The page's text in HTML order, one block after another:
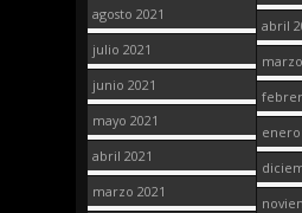
agosto 2021
julio 2021
junio 2021
mayo 2021
abril 2021
marzo 2021
abril
enero